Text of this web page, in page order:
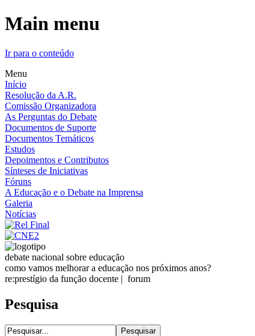
Main menu
Ir para o conteúdo
Menu
Início
Resolução da A.R.
Comissão Organizadora
As Perguntas do Debate
Documentos de Suporte
Documentos Temáticos
Estudos
Depoimentos e Contributos
Sínteses de Iniciativas
Fóruns
A Educação e o Debate na Imprensa
Galeria
Notícias
debate nacional sobre educação
como vamos melhorar a educação nos próximos anos?
re:prestígio da função docente | forum
Pesquisa